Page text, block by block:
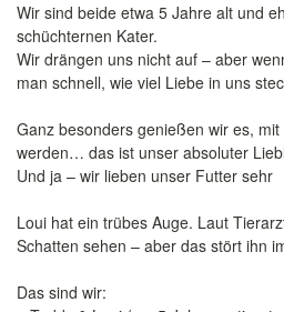
Wir sind beide etwa 5 Jahre alt und
schüchternen Kater.
Wir drängen uns nicht auf – aber
man schnell, wie viel Liebe in uns
Ganz besonders genießen wir es,
werden… das ist unser absoluter
Und ja – wir lieben unser Futter sehr
Loui hat ein trübes Auge. Laut
Schatten sehen – aber das stört ihn
Das sind wir: